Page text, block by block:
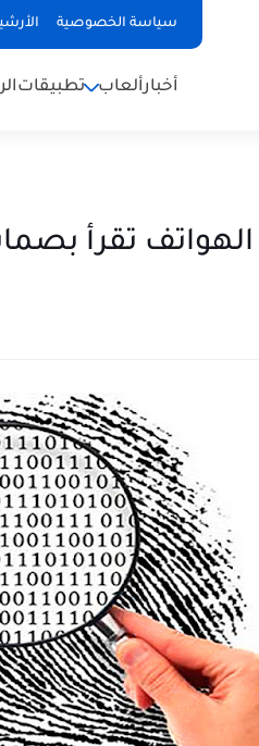
سياسة الخصوصية
أخبارألعاب تطبيقات
تقرأ